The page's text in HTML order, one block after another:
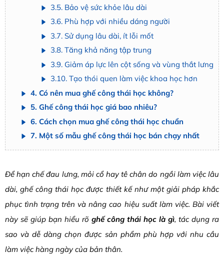
3.5. Bảo vệ sức khỏe lâu dài
3.6. Phù hợp với nhiều dáng người
3.7. Sử dụng lâu dài, ít lỗi mốt
3.8. Tăng khả năng tập trung
3.9. Giảm áp lực lên cột sống và vùng thắt lưng
3.10. Tạo thói quen làm việc khoa học hơn
4. Có nên mua ghế công thái học không?
5. Ghế công thái học giá bao nhiêu?
6. Cách chọn mua ghế công thái học chuẩn
7. Một số mẫu ghế công thái học bán chạy nhất
Để hạn chế đau lưng, mỏi cổ hay tê chân do ngồi làm việc lâu
dài, ghế công thái học được thiết kế như một giải pháp khắc
phục tình trạng trên và nâng cao hiệu suất làm việc. Bài viết
này sẽ giúp bạn hiểu rõ ghế công thái học là gì, tác dụng ra
sao và dễ dàng chọn được sản phẩm phù hợp với nhu cầu
làm việc hàng ngày của bản thân.